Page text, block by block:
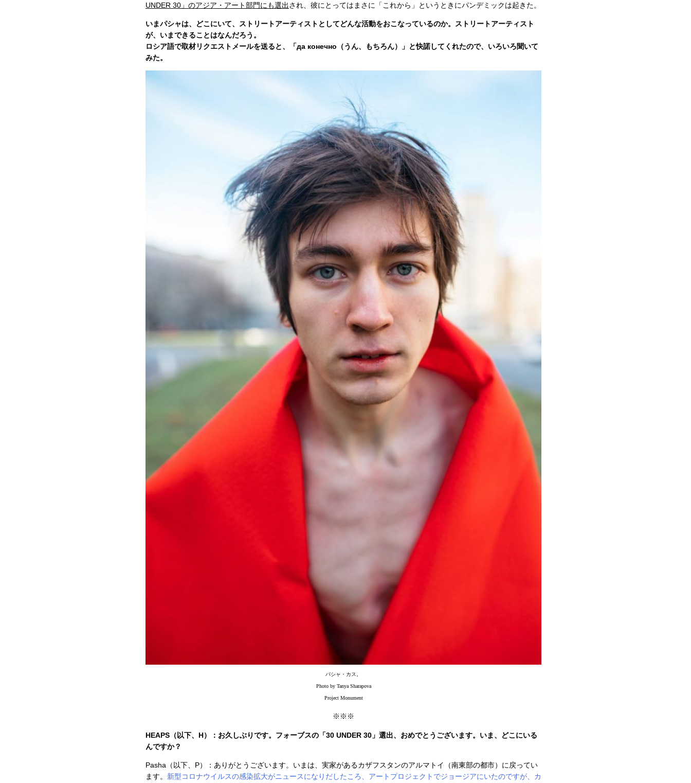
UNDER 30」のアジア・アート部門にも選出され、彼にとってはまさに「これから」というときにパンデミックは起きた。
いまパシャは、どこにいて、ストリートアーティストとしてどんな活動をおこなっているのか。ストリートアーティスト
が、いまできることはなんだろう。
ロシア語で取材リクエストメールを送ると、「да конечно（うん、もちろん）」と快諾してくれたので、いろいろ聞いて
みた。
パシャ・カス。
Photo by Tanya Sharapova
Project Monument
※※※
HEAPS（以下、H）：お久しぶりです。フォーブスの「30 UNDER 30」選出、おめでとうございます。いま、どこにいる
んですか？
Pasha（以下、P）：ありがとうございます。いまは、実家があるカザフスタンのアルマトイ（南東部の都市）に戻ってい
ます。 新型コロナウイルスの感染拡大がニュースになりだしたころ、アートプロジェクトでジョージアにいたのですが、カ